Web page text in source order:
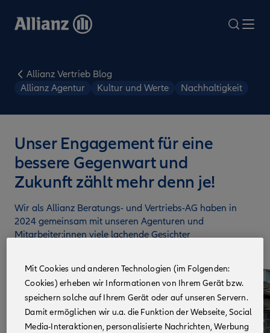
zum
search
Allianz Vertrieb Blog
Allianz Agentur
Kultur und Werte Nachhaltigkeit
Unser Engagement für eine
bessere Gegenwart und
Zukunft zählt mehr denn je!
Wir als Allianz Beratungs- und Vertriebs-AG haben in
2024 gemeinsam mit unseren Agenturen und
Mitarbeiter:innen viele lachende Gesichter
Mit Cookies und anderen Technologien (im Folgenden:
Cookies) erheben wir Informationen von Ihrem Gerät bzw.
speichern solche auf Ihrem Gerät oder auf unseren Servern.
Damit ermöglichen wir u.a. die Funktion der Webseite, Social
Media-Interaktionen, personalisierte Nachrichten, Werbung